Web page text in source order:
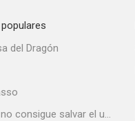
del Dragón
Stuart no consigue salvar el universo